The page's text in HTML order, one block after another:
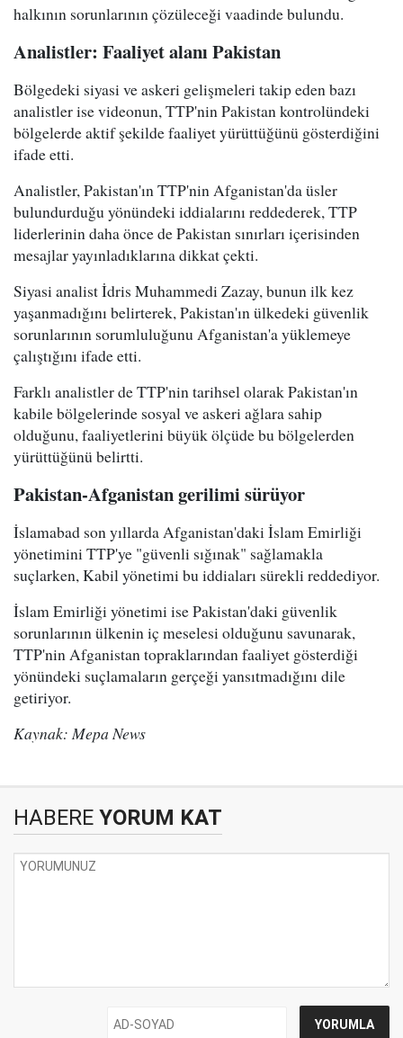
halkının sorunlarının çözüleceği vaadinde bulundu.
Analistler: Faaliyet alanı Pakistan
Bölgedeki siyasi ve askeri gelişmeleri takip eden bazı
analistler ise videonun, TTP'nin Pakistan kontrolündeki
bölgelerde aktif şekilde faaliyet yürüttüğünü gösterdiğini
ifade etti.
Analistler, Pakistan'ın TTP'nin Afganistan'da üsler
bulundurduğu yönündeki iddialarını reddederek, TTP
liderlerinin daha önce de Pakistan sınırları içerisinden
mesajlar yayınladıklarına dikkat çekti.
Siyasi analist İdris Muhammedi Zazay, bunun ilk kez
yaşanmadığını belirterek, Pakistan'ın ülkedeki güvenlik
sorunlarının sorumluluğunu Afganistan'a yüklemeye
çalıştığını ifade etti.
Farklı analistler de TTP'nin tarihsel olarak Pakistan'ın
kabile bölgelerinde sosyal ve askeri ağlara sahip
olduğunu, faaliyetlerini büyük ölçüde bu bölgelerden
yürüttüğünü belirtti.
Pakistan-Afganistan gerilimi sürüyor
İslamabad son yıllarda Afganistan'daki İslam Emirliği
yönetimini TTP'ye "güvenli sığınak" sağlamakla
suçlarken, Kabil yönetimi bu iddiaları sürekli reddediyor.
İslam Emirliği yönetimi ise Pakistan'daki güvenlik
sorunlarının ülkenin iç meselesi olduğunu savunarak,
TTP'nin Afganistan topraklarından faaliyet gösterdiği
yönündeki suçlamaların gerçeği yansıtmadığını dile
getiriyor.
Kaynak: Mepa News
HABERE YORUM KAT